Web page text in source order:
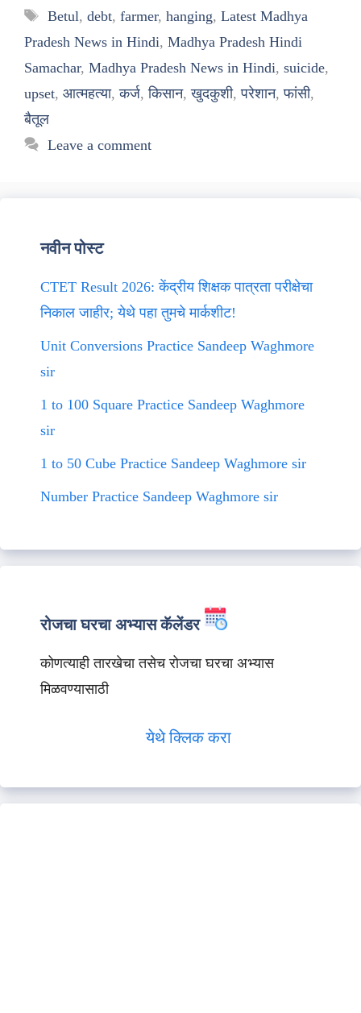
Tags
Betul, debt, farmer, hanging, Latest Madhya
Pradesh News in Hindi, Madhya Pradesh Hindi
Samachar, Madhya Pradesh News in Hindi, suicide,
upset, आत्महत्या,कर्ज,किसान,खुदकुशी,परेशान,फांसी,
बैतूल
Leave a comment
नवीन पोस्ट
CTET Result 2026: केंद्रीय शिक्षक पात्रता परीक्षेचा
निकाल जाहीर; येथे पहा तुमचे मार्कशीट!
Unit Conversions Practice Sandeep Waghmore
sir
1 to 100 Square Practice Sandeep Waghmore
sir
1 to 50 Cube Practice Sandeep Waghmore sir
Number Practice Sandeep Waghmore sir
रोजचा घरचा अभ्यास कॅलेंडर
कोणत्याही तारखेचा तसेच रोजचा घरचा अभ्यास
मिळवण्यासाठी
येथे क्लिक करा